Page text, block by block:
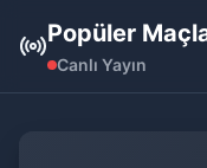
Popüler
Canlı Yayın